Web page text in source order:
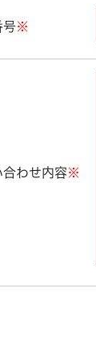
号※
合わせ内容※